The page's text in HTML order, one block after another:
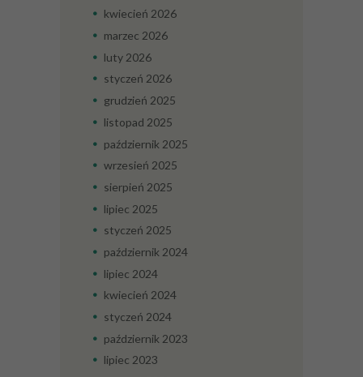
kwiecień 2026
marzec 2026
luty 2026
styczeń 2026
grudzień 2025
listopad 2025
październik 2025
wrzesień 2025
sierpień 2025
lipiec 2025
styczeń 2025
październik 2024
lipiec 2024
kwiecień 2024
styczeń 2024
październik 2023
lipiec 2023